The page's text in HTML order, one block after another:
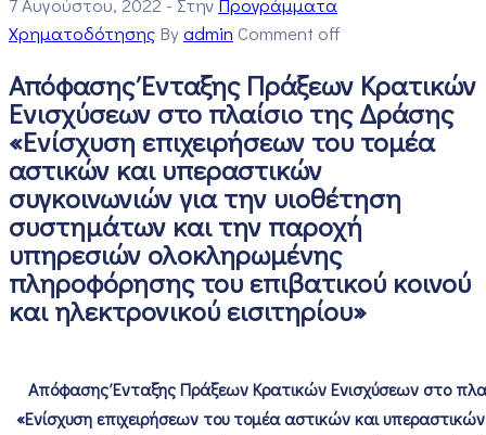
Χρηματοδότησης Byadmin Comment off
Απόφασης Ένταξης Πράξεων Κρατικών
Ενισχύσεων στο πλαίσιο της Δράσης
«Ενίσχυση επιχειρήσεων του τομέα
αστικών και υπεραστικών
συγκοινωνιών για την υιοθέτηση
συστημάτων και την παροχή
υπηρεσιών ολοκληρωμένης
πληροφόρησης του επιβατικού κοινού
και ηλεκτρονικού εισιτηρίου»
Απόφασης Ένταξης Πράξεων Κρατικών Ενισχύσεων στο
«Ενίσχυση επιχειρήσεων του τομέα αστικών και